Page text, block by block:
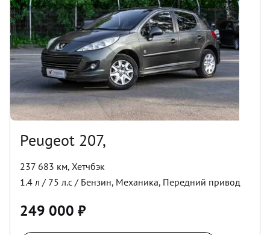
Peugeot 207,
237 683 км, Хетчбэк
1.4 л / 75 л.с / Бензин, Механика, Передний привод
249 000 ₽